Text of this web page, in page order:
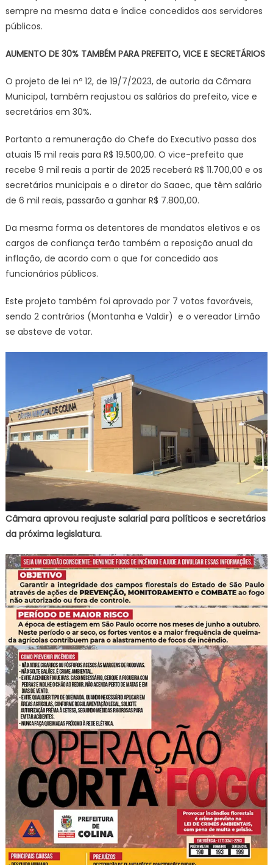
sempre na mesma data e índice concedidos aos servidores
públicos.
AUMENTO DE 30% TAMBÉM PARA PREFEITO, VICE E SECRETÁRIOS
O projeto de lei nº 12, de 19/7/2023, de autoria da Câmara
Municipal, também reajustou os salários do prefeito, vice e
secretários em 30%.
Portanto a remuneração do Chefe do Executivo passa dos
atuais 15 mil reais para R$ 19.500,00. O vice-prefeito que
recebe 9 mil reais a partir de 2025 receberá R$ 11.700,00 e os
secretários municipais e o diretor do Saaec, que têm salário
de 6 mil reais, passarão a ganhar R$ 7.800,00.
Da mesma forma os detentores de mandatos eletivos e os
cargos de confiança terão também a reposição anual da
inflação, de acordo com o que for concedido aos
funcionários públicos.
Este projeto também foi aprovado por 7 votos favoráveis,
sendo 2 contrários (Montanha e Valdir) e o vereador Limão
se absteve de votar.
Câmara aprovou reajuste salarial para políticos e secretários
da próxima legislatura.